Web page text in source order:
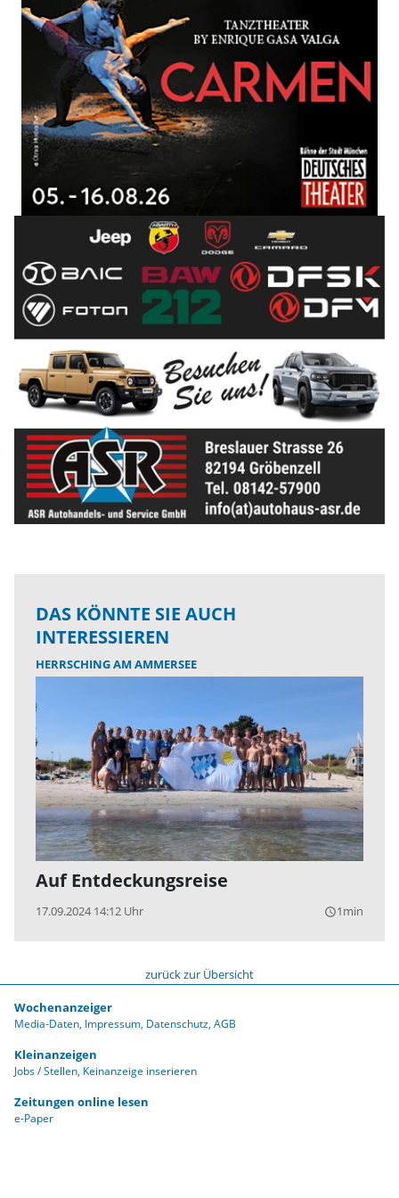
DAS KÖNNTE SIE AUCH
INTERESSIEREN
HERRSCHING AM AMMERSEE
Auf Entdeckungsreise
17.09.2024 14:12 Uhr query_builder1min
zurück zur Übersicht
Wochenanzeiger
Media-Daten Impressum Datenschutz AGB
Kleinanzeigen
Jobs / Stellen Keinanzeige inserieren
Zeitungen online lesen
e-Paper